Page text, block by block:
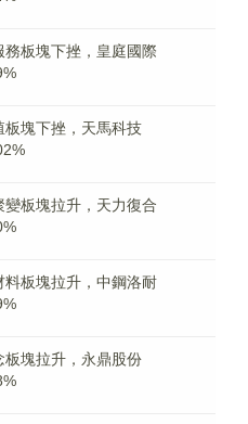
務板塊下挫，皇庭國際
板塊下挫，天馬科技
變板塊拉升，天力復合
料板塊拉升，中鋼洛耐
板塊拉升，永鼎股份